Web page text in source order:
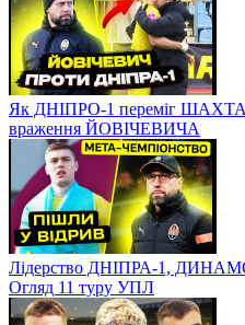
Як ДНІПРО-1 переміг
враження ЙОВІЧЕВИЧА
Лідерство ДНІПРА-1,
Огляд 11 туру УПЛ